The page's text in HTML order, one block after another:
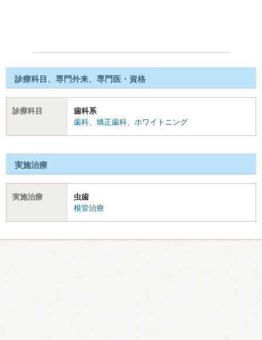
診療科目、専門外来、専門医・資格
診療科目
歯科系
歯科、 矯正歯科、 ホワイトニング
実施治療
実施治療
虫歯
根管治療